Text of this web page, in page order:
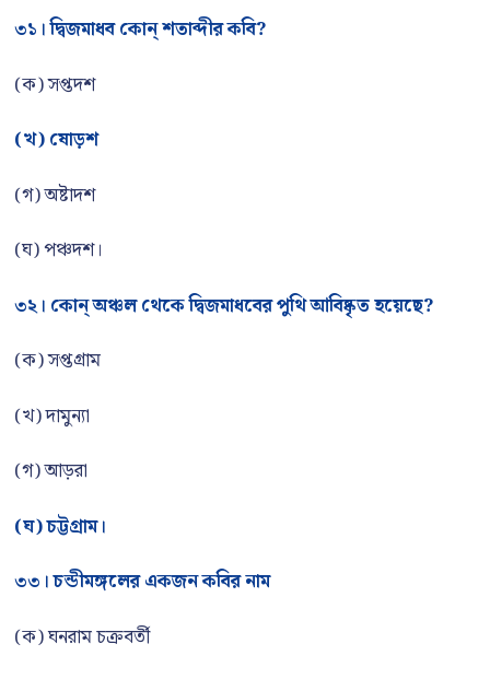
৩১। দ্বিজমাধব কোন্ শতাব্দীর কবি?
(ক) সপ্তদশ
(খ) ষোড়শ
(গ) অষ্টাদশ
(ঘ) পঞ্চদশ।
৩২। কোন্ অঞ্চল থেকে দ্বিজমাধবের পুথি আবিষ্কৃত হয়েছে?
(ক) সপ্তগ্রাম
(খ) দামুন্যা
(গ) আড়রা
(ঘ) চট্টগ্রাম।
৩৩। চন্ডীমঙ্গলের একজন কবির নাম
(ক) ঘনরাম চক্রবর্তী